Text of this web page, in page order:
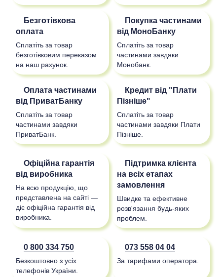
Безготівкова
оплата
Сплатіть за товар
безготівковим переказом
на наш рахунок.
Покупка частинами
від МоноБанку
Сплатіть за товар
частинами завдяки
Монобанк.
Оплата частинами
від ПриватБанку
Сплатіть за товар
частинами завдяки
ПриватБанк.
Кредит від "Плати
Пізніше"
Сплатіть за товар
частинами завдяки Плати
Пізніше.
Офіційна гарантія
від виробника
На всю продукцію, що
представлена на сайті —
діє офіційна гарантія від
виробника.
Підтримка клієнта
на всіх етапах
замовлення
Швидке та ефективне
розв'язання будь-яких
проблем.
0 800 334 750
Безкоштовно з усіх
телефонів України.
073 558 04 04
За тарифами оператора.